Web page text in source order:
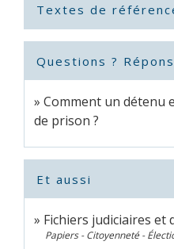
Textes de
Questions ?
Comment un détenu
de prison ?
Et aussi
Fichiers judiciaires et
Papiers - Citoyenneté -